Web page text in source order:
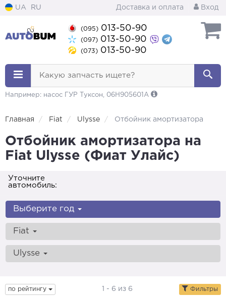
UA RU Доставка и оплата Вход
(095) 013-50-90
(097) 013-50-90
(073) 013-50-90
Какую запчасть ищете?
Например: насос ГУР Туксон, 06H905601A
Главная Fiat Ulysse Отбойник амортизатора
Отбойник амортизатора на
Fiat Ulysse (Фиат Улайс)
Уточните
автомобиль:
Выберите год
Fiat
Ulysse
по рейтингу 1 - 6 из 6 Фильтры